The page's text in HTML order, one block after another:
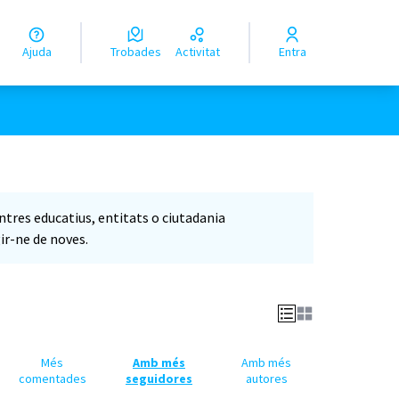
Ajuda Trobades Activitat Entra
educatius, entitats o ciutadania
ne de noves.
Més
comentades
Amb més
seguidores
Amb més
autores